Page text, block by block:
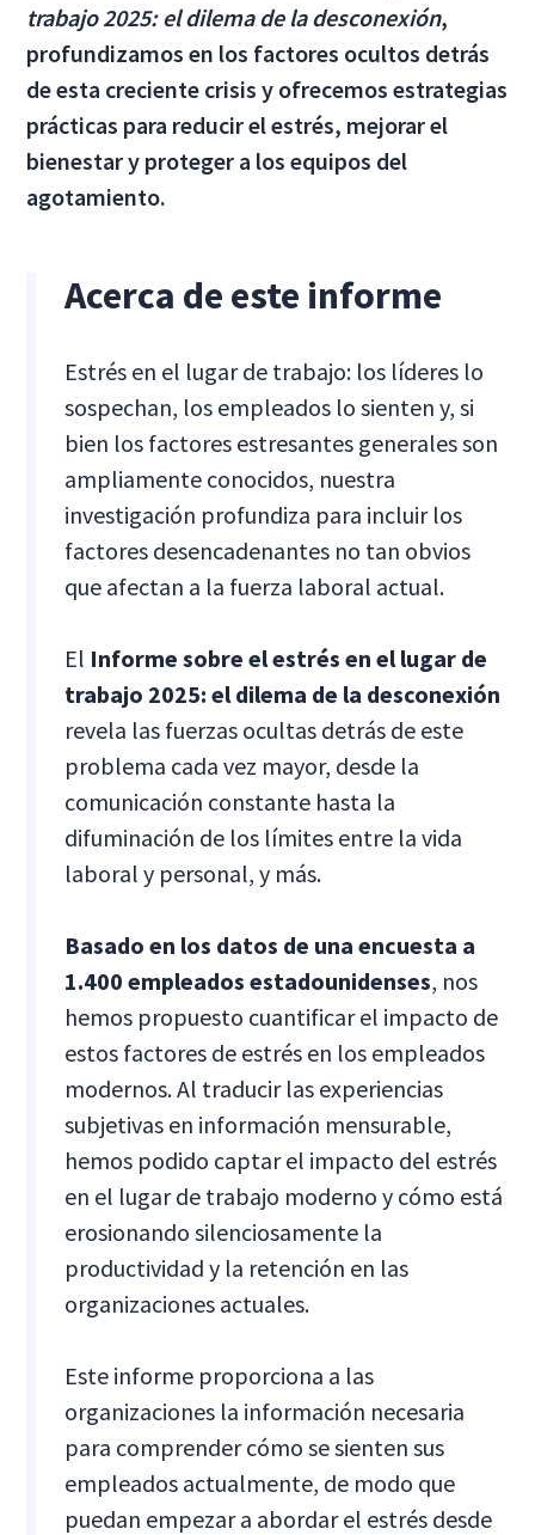
trabajo 2025: el dilema de la desconexión,
profundizamos en los factores ocultos detrás
de esta creciente crisis y ofrecemos estrategias
prácticas para reducir el estrés, mejorar el
bienestar y proteger a los equipos del
agotamiento.
Acerca de este informe
Estrés en el lugar de trabajo: los líderes lo
sospechan, los empleados lo sienten y, si
bien los factores estresantes generales son
ampliamente conocidos, nuestra
investigación profundiza para incluir los
factores desencadenantes no tan obvios
que afectan a la fuerza laboral actual.
El Informe sobre el estrés en el lugar de
trabajo 2025: el dilema de la desconexión
revela las fuerzas ocultas detrás de este
problema cada vez mayor, desde la
comunicación constante hasta la
difuminación de los límites entre la vida
laboral y personal, y más.
Basado en los datos de una encuesta a
1.400 empleados estadounidenses, nos
hemos propuesto cuantificar el impacto de
estos factores de estrés en los empleados
modernos. Al traducir las experiencias
subjetivas en información mensurable,
hemos podido captar el impacto del estrés
en el lugar de trabajo moderno y cómo está
erosionando silenciosamente la
productividad y la retención en las
organizaciones actuales.
Este informe proporciona a las
organizaciones la información necesaria
para comprender cómo se sienten sus
empleados actualmente, de modo que
puedan empezar a abordar el estrés desde